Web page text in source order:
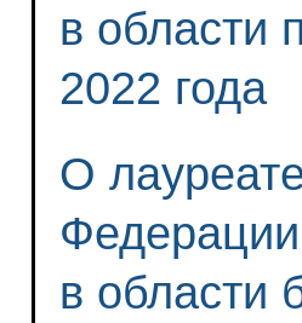
в области
2022 года
О
в области